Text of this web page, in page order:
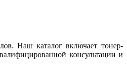
Наш каталог включает тонер-
консультации и